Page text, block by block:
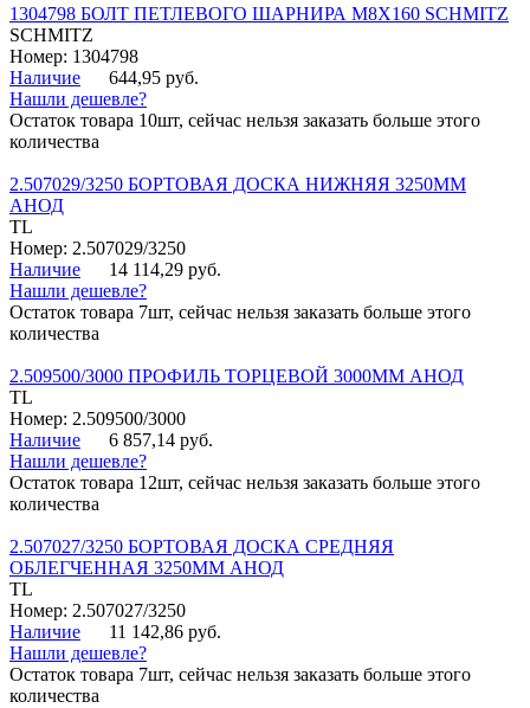
1304798 БОЛТ ПЕТЛЕВОГО ШАРНИРА М8Х160 SCHMITZ
SCHMITZ
Номер: 1304798
Наличие
644,95 руб.
Нашли дешевле?
Остаток товара 10шт, сейчас нельзя заказать больше этого
количества
2.507029/3250 БОРТОВАЯ ДОСКА НИЖНЯЯ 3250ММ
АНОД
TL
Номер: 2.507029/3250
Наличие
14 114,29 руб.
Нашли дешевле?
Остаток товара 7шт, сейчас нельзя заказать больше этого
количества
2.509500/3000 ПРОФИЛЬ ТОРЦЕВОЙ 3000ММ АНОД
TL
Номер: 2.509500/3000
Наличие
6 857,14 руб.
Нашли дешевле?
Остаток товара 12шт, сейчас нельзя заказать больше этого
количества
2.507027/3250 БОРТОВАЯ ДОСКА СРЕДНЯЯ
ОБЛЕГЧЕННАЯ 3250ММ АНОД
TL
Номер: 2.507027/3250
Наличие
11 142,86 руб.
Нашли дешевле?
Остаток товара 7шт, сейчас нельзя заказать больше этого
количества